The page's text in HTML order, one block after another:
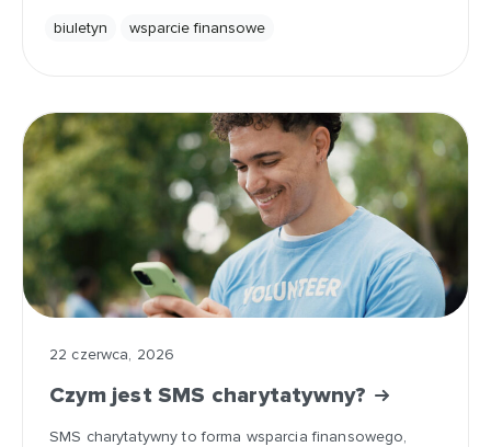
biuletyn wsparcie finansowe
22 czerwca, 2026
Czym jest SMS charytatywny?
SMS charytatywny to forma wsparcia finansowego,